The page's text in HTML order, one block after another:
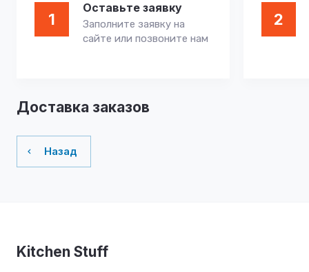
1
Оставьте заявку
Заполните заявку на
сайте или позвоните нам
2
Доставка заказов
Назад
Kitchen Stuff